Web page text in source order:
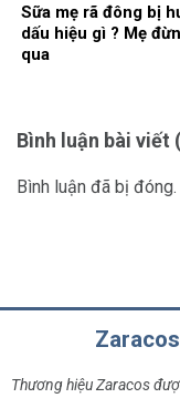
Sữa mẹ rã đông bị
dấu hiệu gì ? Mẹ
qua
Bình luận bài viết
Bình luận đã bị đóng.
Thương hiệu Zaracos